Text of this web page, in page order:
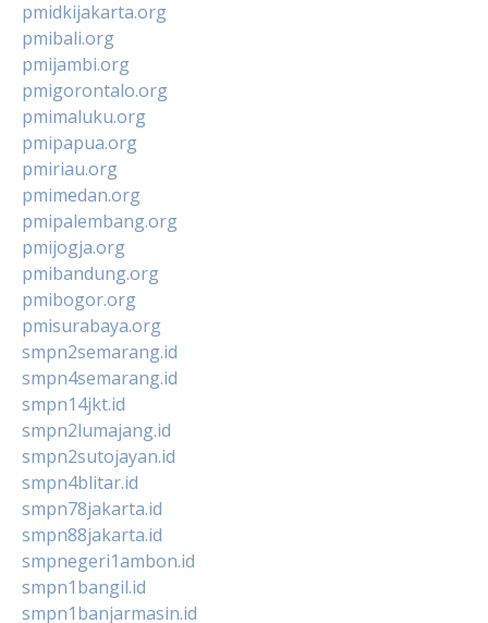
pmidkijakarta.org
pmibali.org
pmijambi.org
pmigorontalo.org
pmimaluku.org
pmipapua.org
pmiriau.org
pmimedan.org
pmipalembang.org
pmijogja.org
pmibandung.org
pmibogor.org
pmisurabaya.org
smpn2semarang.id
smpn4semarang.id
smpn14jkt.id
smpn2lumajang.id
smpn2sutojayan.id
smpn4blitar.id
smpn78jakarta.id
smpn88jakarta.id
smpnegeri1ambon.id
smpn1bangil.id
smpn1banjarmasin.id